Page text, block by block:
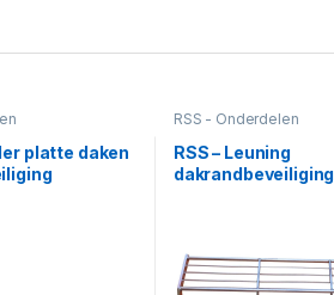
platte daken
RSS - Onderdelen
RSS – Leuning
dakrandbeveiliging